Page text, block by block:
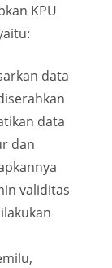
KPU
data
data
dan
validitas